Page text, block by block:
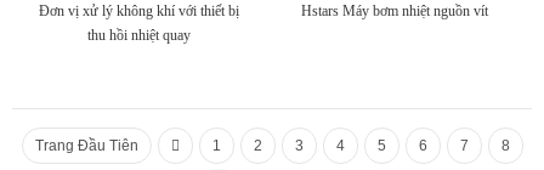
Đơn vị xử lý không khí với thiết bị
thu hồi nhiệt quay
Hstars Máy bơm nhiệt nguồn vít
Trang Đầu Tiên 1 2 3 4 5 6 7 8